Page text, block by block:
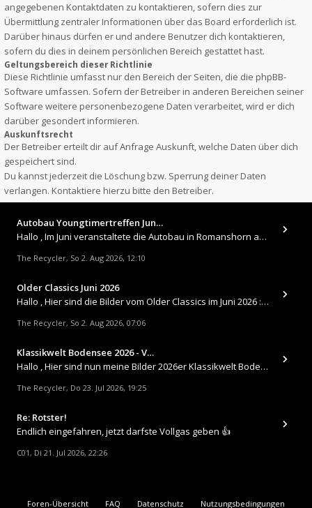
angegebenen Kontaktdaten zu kontaktieren, sofern dies zur
Übermittlung zentraler Informationen über das Board erforderlich ist.
Darüber hinaus dürfen er und andere Benutzer dich kontaktieren,
sofern du dies in deinem persönlichen Bereich gestattet hast.
Geltungsbereich dieser Richtlinie
Diese Richtlinie umfasst nur den Bereich der Seiten, die die phpBB-
Software umfassen. Sofern der Betreiber in anderen Bereichen seiner
Software weitere personenbezogene Daten verarbeitet, wird er dich
darüber gesondert informieren.
Auskunftsrecht
Der Betreiber erteilt dir auf Anfrage Auskunft, welche Daten über dich
gespeichert sind.
Du kannst jederzeit die Löschung bzw. Sperrung deiner Daten
verlangen. Kontaktiere hierzu bitte den Betreiber.
Autobau Youngtimertreffen Jun…
Hallo , Im Juni veranstaltete die Autobau in Romanshorn auf ihrem Gelände ein kleines Youngtimertreffen : https://up.
The Recycler, So 2. Aug 2026, 12:10
Older Classics Juni 2026
​Hallo , Hier sind die Bilder vom Older Classics im Juni 2026 : https://up.picr.de/51155940wd.jpg https://up.pic
The Recycler, So 2. Aug 2026, 07:06
Klassikwelt Bodensee 2026 - V…
Hallo , Hier sind nun meine Bilder 2026er Klassikwelt Bodensee 😀 https://up.picr.de/51125547rb.jpg https://up.pi
The Recycler, Do 23. Jul 2026, 19:25
Re: Rotster!
Endlich eingefahren, jetzt darfste Vollgas geben 👍
C01, Di 21. Jul 2026, 22:26
Foren-Übersicht FAQ Datenschutz Nutzungsbedingungen